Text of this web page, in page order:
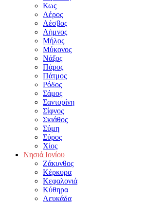
Κως
Λέρος
Λέσβος
Λήμνος
Μήλος
Μύκονος
Νάξος
Πάρος
Πάτμος
Ρόδος
Σάμος
Σαντορίνη
Σίφνος
Σκιάθος
Σύμη
Σύρος
Χίος
Νησιά Ιονίου
Ζάκυνθος
Κέρκυρα
Κεφαλονιά
Κύθηρα
Λευκάδα